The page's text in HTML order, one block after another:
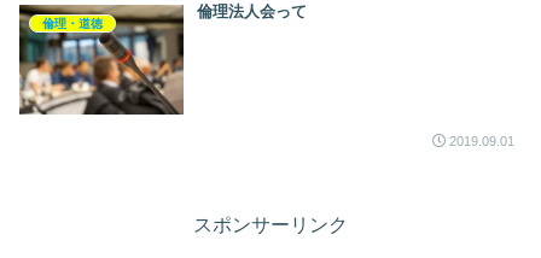
倫理・道徳
倫理法人会って
2019.09.01
スポンサーリンク